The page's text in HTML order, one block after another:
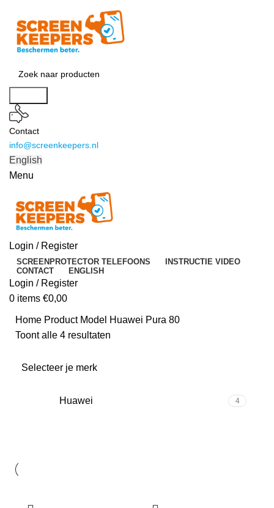
Contact
info@screenkeepers.nl
English
Menu
Login / Register
SCREENPROTECTOR TELEFOONS
INSTRUCTIE VIDEO
CONTACT
ENGLISH
Login / Register
0 items €0,00
Home Product Model Huawei Pura 80
Toont alle 4 resultaten
Selecteer je merk
Huawei 4